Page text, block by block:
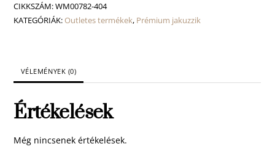
CIKKSZÁM:WM00782-404
KATEGÓRIÁK:Outletes termékek, Prémium jakuzzik
VÉLEMÉNYEK (0)
Értékelések
Még nincsenek értékelések.